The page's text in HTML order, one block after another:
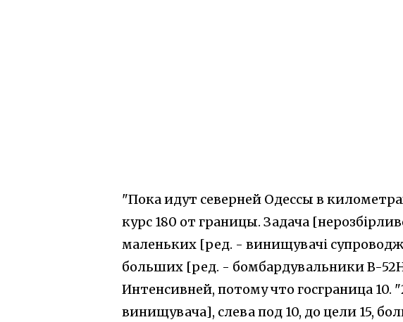
"Пока идут северней Одессы в
курс 180 от границы. Задача
маленьких [ред. - винищувачі
больших [ред. - бомбардувальники B-
Интенсивней, потому что госграница 10.
винищувача], слева под 10, до цели 15,